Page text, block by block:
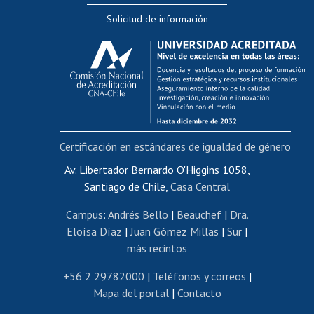
Evaluación docente
Calificación académica
Postulación al AUCAI
Funcionarias/os
Cursos internos de capacitación
Bienestar del personal
Portal de movilidad interna
Certificado de renta
Certificado de renta honorarios
Editar páginas blancas
Extranjeras/os
Revalidación y reconocimiento de títulos
Postulación al Programa de Movilidad Estudiantil
Solicitud de información
Av. Libertador Bernardo O'Higgins 1058,
Santiago de Chile, Casa Central
Campus: Andrés Bello | Beauchef| Dra.
Eloísa Díaz | Juan Gómez Millas | Sur |
más recintos
+56 2 29782000 | Teléfonos y correos |
Mapa del portal| Contacto
Certificación en estándares de igualdad de género